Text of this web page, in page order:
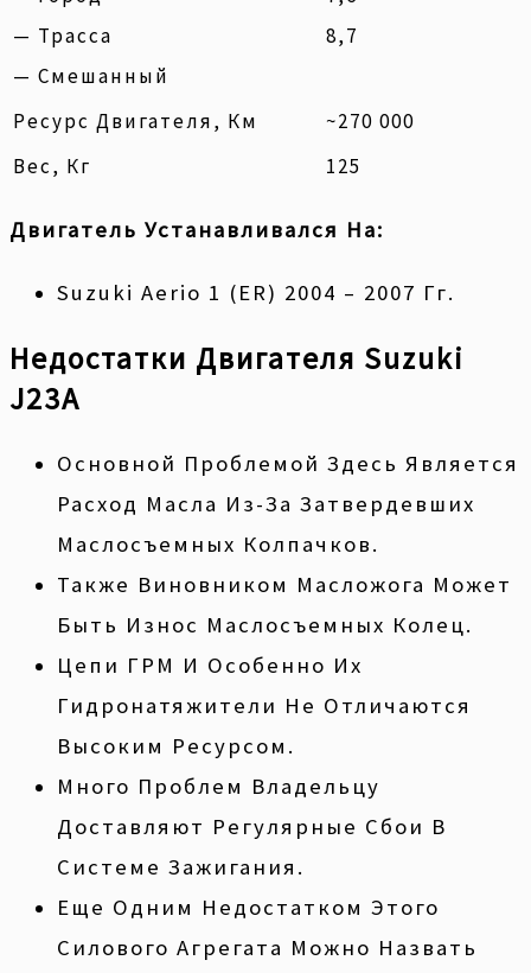
— Трасса
— Смешанный
8,7
Ресурс Двигателя, Км
~270 000
Вес, Кг
125
Двигатель Устанавливался На:
Suzuki Aerio 1 (ER) 2004 – 2007 Гг.
Недостатки Двигателя Suzuki
J23A
Основной Проблемой Здесь Является
Расход Масла Из-За Затвердевших
Маслосъемных Колпачков.
Также Виновником Масложога Может
Быть Износ Маслосъемных Колец.
Цепи ГРМ И Особенно Их
Гидронатяжители Не Отличаются
Высоким Ресурсом.
Много Проблем Владельцу
Доставляют Регулярные Сбои В
Системе Зажигания.
Еще Одним Недостатком Этого
Силового Агрегата Можно Назвать